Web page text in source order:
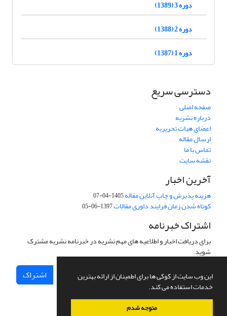
این وب سایت از کوکی ها برای اطمینان از ارائه بهترین
خدمات استفاده می کند.
متوجه شدم
دوره 3 (1389)
دوره 2 (1388)
دوره 1 (1387)
دسترسی سریع
صفحه اصلی
درباره نشریه
اعضای هیات تحریریه
ارسال مقاله
تماس با ما
نقشه سایت
آخرین اخبار
هزینه پذیرش و چاپ آنلاین مقاله1405-04-07
کوتاه شدن زمان فرایند داوری مقالات1397-06-05
اشتراک خبرنامه
برای دریافت اخبار و اطلاعیه های مهم نشریه در خبرنامه نشریه مشترک
شوید.
اشتراک